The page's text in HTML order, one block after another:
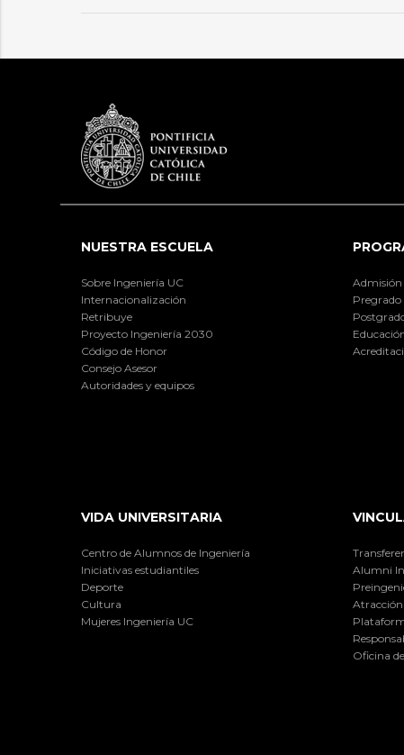
NUESTRA ESCUELA
Sobre Ingeniería UC
Internacionalización
Retribuye
Proyecto Ingeniería 2030
Código de Honor
Consejo Asesor
Autoridades y equipos
Admisión
Pregrado
VIDA UNIVERSITARIA
Centro de Alumnos de Ingeniería
Iniciativas estudiantiles
Deporte
Cultura
Mujeres Ingeniería UC
Alumni
Oficina